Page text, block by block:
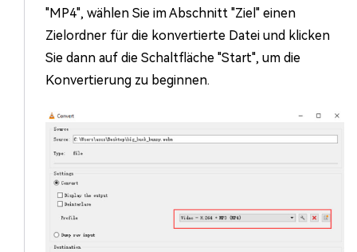
"MP4", wählen Sie im Abschnitt "Ziel" einen
Zielordner für die konvertierte Datei und klicken
Sie dann auf die Schaltfläche "Start", um die
Konvertierung zu beginnen.